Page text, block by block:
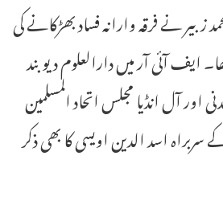
زبیر نے فرقہ وارانہ فساد بھڑکانے کی
ایف آئی آر میں دارالعلوم دیوبند
اور آل انڈیا مجلس اتحاد المسلمین
اسد الدین اویسی کا بھی ذکر